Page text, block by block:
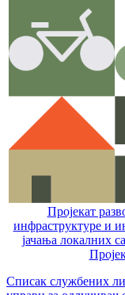
Пројекат
инфраструктуре и
јачања локалних
Списак службених